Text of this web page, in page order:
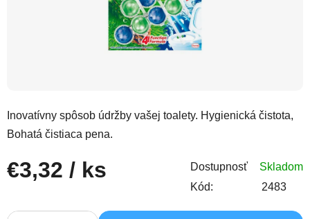
Inovatívny spôsob údržby vašej toalety. Hygienická čistota,
Bohatá čistiaca pena.
€3,32 / ks Dostupnosť
Skladom
Kód:
2483